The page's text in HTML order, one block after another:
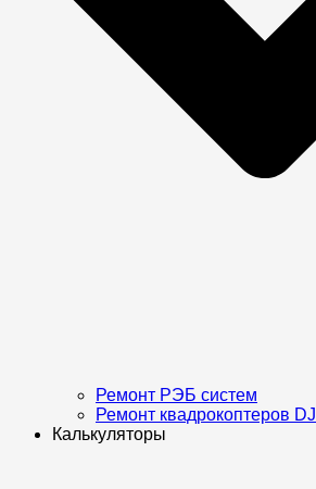
Ремонт РЭБ систем
Ремонт квадрокоптеров DJI
Калькуляторы